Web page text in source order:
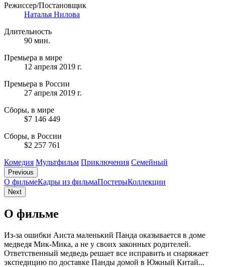
Режиссер/Постановщик
Наталья Нилова
Длительность
90 мин.
Премьера в мире
12 апреля 2019 г.
Премьера в России
27 апреля 2019 г.
Сборы, в мире
$7 146 449
Сборы, в России
$2 257 761
Комедия Мультфильм Приключения Семейный
Previous
О фильмеКадры из фильмaПостерыКоллекции
Next
О фильме
Из-за ошибки Аиста маленький Панда оказывается в доме
медведя Мик-Мика, а не у своих законных родителей.
Ответственный медведь решает все исправить и снаряжает
экспедицию по доставке Панды домой в Южный Китай...